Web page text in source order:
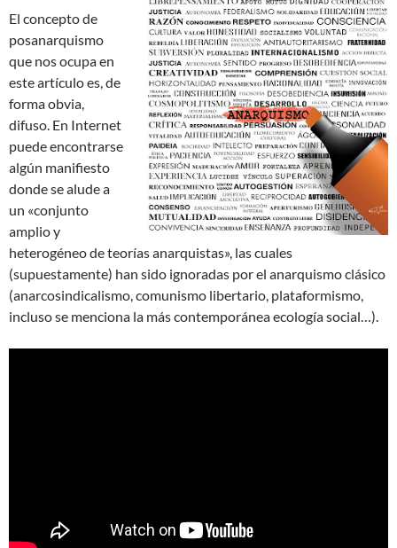
El concepto de
posanarquismo
que nos ocupa en
este artículo es, de
forma obvia,
difuso. En Internet
puede encontrarse
algún manifiesto
donde se alude a
un «conjunto
amplio y
heterogéneo de teorías anarquistas», las cuales
(supuestamente) han sido ignoradas por el anarquismo clásico
(anarcosindicalismo, comunismo libertario, plataformismo,
incluso se menciona la más contemporánea ecología social…).